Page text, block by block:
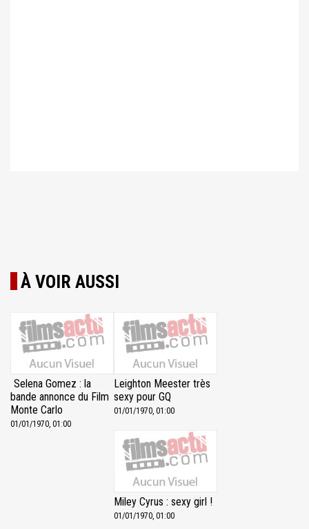
À VOIR AUSSI
Selena Gomez : la
bande annonce du Film
Monte Carlo
01/01/1970, 01:00
Leighton Meester très
sexy pour GQ
01/01/1970, 01:00
Miley Cyrus : sexy girl !
01/01/1970, 01:00